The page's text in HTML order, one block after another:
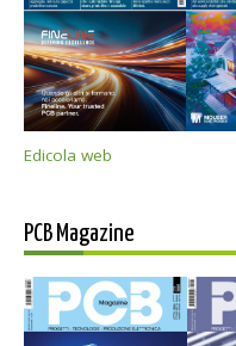
Edicola web
PCB Magazine